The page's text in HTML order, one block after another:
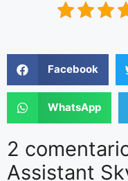
Facebook
WhatsApp
2
Assistant